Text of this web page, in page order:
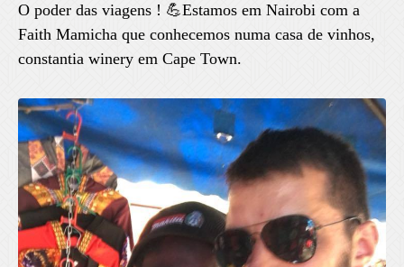
O poder das viagens ! 💪Estamos em Nairobi com a
Faith Mamicha que conhecemos numa casa de vinhos,
constantia winery em Cape Town.